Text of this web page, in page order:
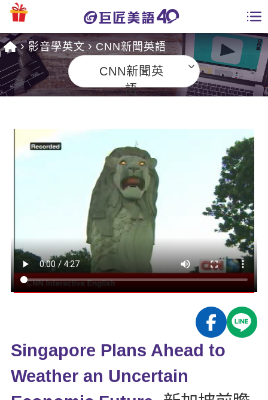
課程總覽
英文課程總表
TOEIC 多益課程
IELTS 雅思課程
能力養成
自然發音
旅遊英文
基礎字彙
特色課程
英語俱樂部
ECAM
Let's Talk
日語
韓語
更多
一對一家教
全國分校
多益秒學堂
影音學英文
學習分享
學員故事
活動花絮
校園贊助
學員專區
Recruiting
影音學英文 CNN新聞英語
CNN新聞英
語
Singapore Plans Ahead to
Weather an Uncertain